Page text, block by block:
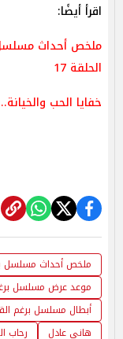
اقرأ أيضًا:
الحلقة 17
خفايا الحب والخيانة.. مفاجآت
ملخص أحداث مسلسل
موعد عرض مسلسل برغم
أبطال مسلسل برغم
هاني عادل
رحاب